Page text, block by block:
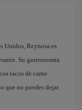
Unidos, Reynosa es
Su gastronomía
tacos de carne
que no puedes dejar